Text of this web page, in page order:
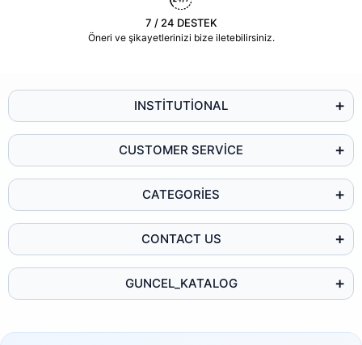
7 / 24 DESTEK
Öneri ve şikayetlerinizi bize iletebilirsiniz.
INSTİTUTİONAL
CUSTOMER SERVİCE
CATEGORİES
CONTACT US
GUNCEL_KATALOG